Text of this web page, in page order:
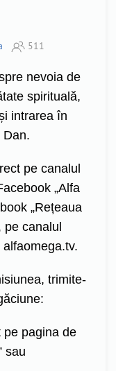
511
nevoia de
spirituală,
intrarea în
Dan.
pe canalul
„Alfa
„Rețeaua
canalul
trimite-
pe pagina de
sau